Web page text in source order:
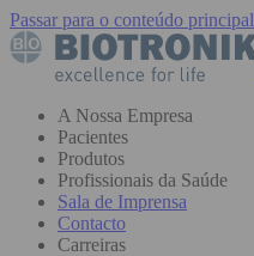
Passar para o conteúdo principal
A Nossa Empresa
Pacientes
Produtos
Profissionais da Saúde
Sala de Imprensa
Contacto
Carreiras